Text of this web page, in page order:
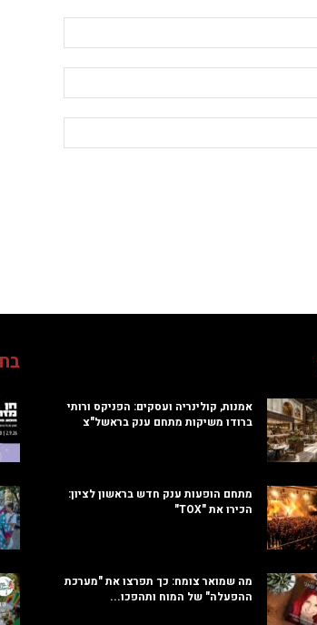
אמנות, קולינריה ועסקים: הפניקס ורותי
ברודו משיקות מתחם ענק בראשל"צ
מתחם הופעות ענק חדש בראשון לציון:
הכירו את "TOX"
מה שמואר צומח: כך תפרצו את "מערכת
ההפעלה" של המוח ותהפכו...